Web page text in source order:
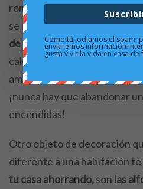
romántico o a situaciones de
se nos va la luz,calientan una
de lo que creemos.No se
calor de un radiador, pero sí
ambiente además de hacerlo
¡nunca hay que abandonar
encendidas!
Otro objeto de decoración
diferente a una habitación te
tu casa ahorrando,son las
Como tú, odiamos el spam,
enviaremos información
gusta vivir la vida en casa